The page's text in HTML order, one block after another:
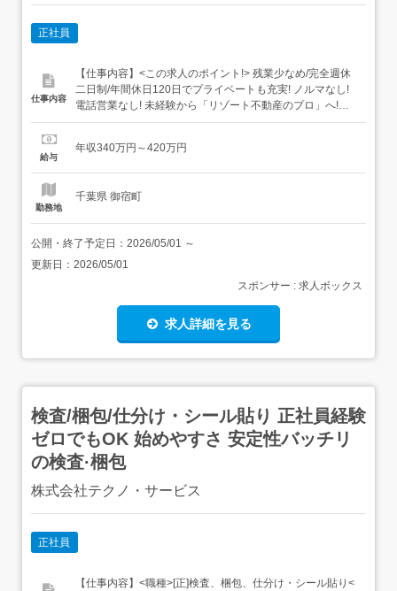
正社員
仕事内容
【仕事内容】<この求人のポイント!> 残業少なめ/完全週休
二日制/年間休日120日でプライベートも充実! ノルマなし!
電話営業なし! 未経験から「リゾート不動産のプロ」へ!安
心の教育体制あり!<仕事内容について>人気のリゾート地
合うマンションや別荘などをご案内する仕事です。入社後
給与
年収340万円～420万円
勤務地
千葉県 御宿町
公開・終了予定日： 2026/05/01 ～
更新日： 2026/05/01
スポンサー : 求人ボックス
求人詳細を見る
検査/梱包/仕分け・シール貼り 正社員経験
ゼロでもOK 始めやすさ 安定性バッチリ
の検査·梱包
株式会社テクノ・サービス
正社員
【仕事内容】<職種>[正]検査、梱包、仕分け・シール貼り<